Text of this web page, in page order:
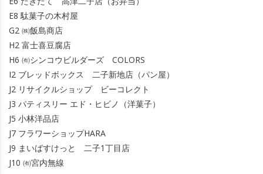
E8駄菓子の木村屋
G2 ㈱飯島商店
H2 富士喜豆腐店
H6 ㈲シンコウビルダーズ COLORS
I2 ブレッドボックス 二子新地店（パン屋）
J2 リサイクルショップ ビーコレクト
J3 パティスリー エド・ヒビノ（洋菓子）
J5 小林洋品店
J7 フラワーショップHARA
J9 まいばすけっと 二子1丁目店
J10 ㈲宮内無線